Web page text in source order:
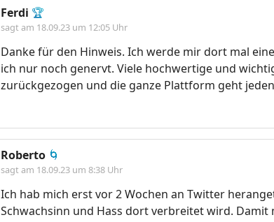
Ferdi 🏆
sagt am 18.09.23 um 12:05 Uhr
Danke für den Hinweis. Ich werde mir dort mal
ich nur noch genervt. Viele hochwertige und
zurückgezogen und die ganze Plattform geht
Roberto 🌀
sagt am 18.09.23 um 8:38 Uhr
Ich hab mich erst vor 2 Wochen an Twitter
Schwachsinn und Hass dort verbreitet wird.